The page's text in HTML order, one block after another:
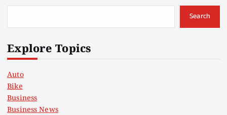
Search
Explore Topics
Auto
Bike
Business
Business News